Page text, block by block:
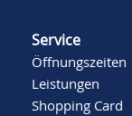
Service
Öffnungszeiten
Leistungen
Shopping Card